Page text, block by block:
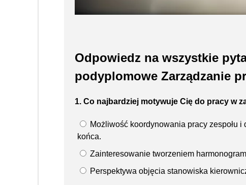
Odpowiedz na wszystkie
podyplomowe Zarządzanie
1. Co najbardziej motywuje Cię do pracy w
Możliwość koordynowania pracy zespołu
końca.
Zainteresowanie tworzeniem
Perspektywa objęcia stanowiska